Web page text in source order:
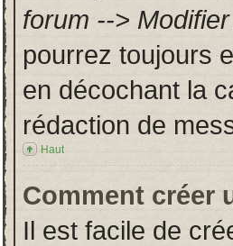
forum -->
pourrez toujours
en décochant la
rédaction de
Haut
Comment créer
Il est facile de